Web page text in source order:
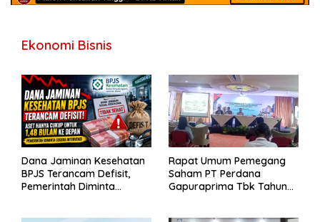
Ekonomi Bisnis
Dana Jaminan Kesehatan
BPJS Terancam Defisit,
Pemerintah Diminta
Rapat Umum Pemegang
Saham PT Perdana
Gapuraprima Tbk Tahun